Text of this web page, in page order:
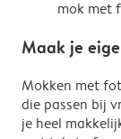
mok met
Maak je
Mokken met
die passen bij
je heel